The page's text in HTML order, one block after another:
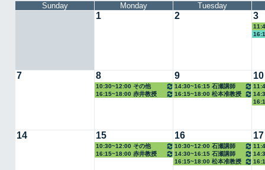
Sunday
Monday Tuesday
1 2 3
7 8
10:30~12:00 その他
16:15~18:00 赤井教授
9
14:30~16:15 石瀬講師
16:15~18:00 松本准教授
10
14 15
10:30~12:00 その他
16:15~18:00 赤井教授
16
10:30~12:00 石瀬講師
14:30~16:15 石瀬講師
16:15~18:00 松本准教授
17